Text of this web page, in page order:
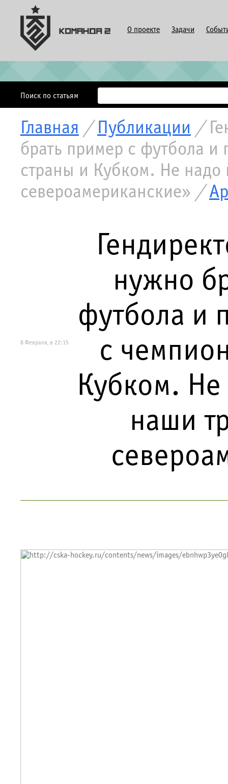
О проекте Задачи
Поиск по статьям
Главная / Публикации /
брать пример с футбола и
страны и Кубком. Не
североамериканские» /
8 Февраля, в 22:15
нужно
футбола и
с
Кубком. Не
наши